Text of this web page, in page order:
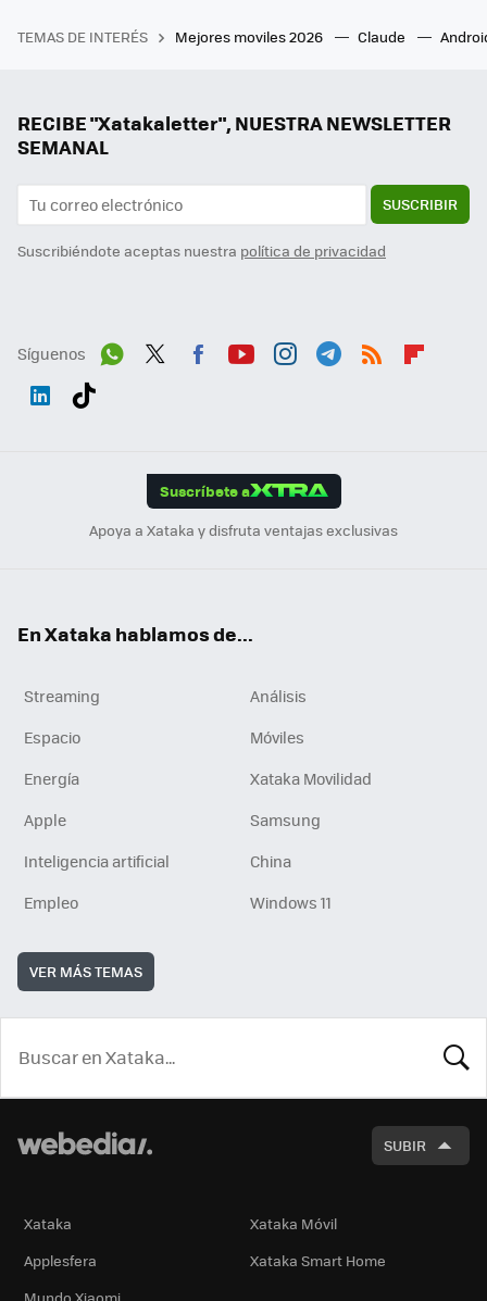
TEMAS DE INTERÉS Mejores moviles 2026 Claude
RECIBE "Xatakaletter", NUESTRA NEWSLETTER
SEMANAL
SUSCRIBIR
Suscribiéndote aceptas nuestra política de privacidad
Síguenos
Suscríbete a
Apoya a Xataka y disfruta ventajas exclusivas
En Xataka hablamos de...
Streaming
Análisis
Espacio
Móviles
Energía
Xataka Movilidad
Apple
Samsung
Inteligencia artificial
China
Empleo
Windows 11
VER MÁS TEMAS
SUBIR
Xataka
Xataka Móvil
Applesfera
Xataka Smart Home